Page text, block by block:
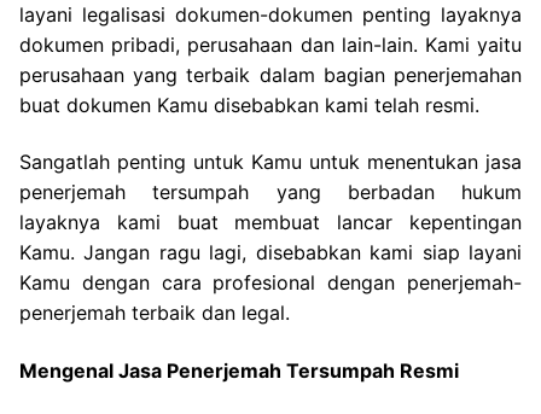
layani legalisasi dokumen-dokumen penting layaknya
dokumen pribadi, perusahaan dan lain-lain. Kami yaitu
perusahaan yang terbaik dalam bagian penerjemahan
buat dokumen Kamu disebabkan kami telah resmi.
Sangatlah penting untuk Kamu untuk menentukan jasa
penerjemah tersumpah yang berbadan hukum
layaknya kami buat membuat lancar kepentingan
Kamu. Jangan ragu lagi, disebabkan kami siap layani
Kamu dengan cara profesional dengan penerjemah-
penerjemah terbaik dan legal.
Mengenal Jasa Penerjemah Tersumpah Resmi